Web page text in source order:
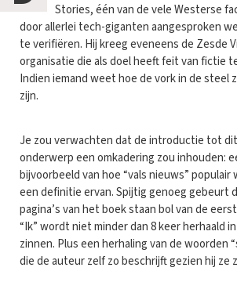
Stories, één van de vele Westerse
door allerlei tech-giganten aangesproken
te verifiëren. Hij kreeg eveneens de Zesde
organisatie die als doel heeft feit van fictie
Indien iemand weet hoe de vork in de steel
zijn.
Je zou verwachten dat de introductie tot
onderwerp een omkadering zou inhouden:
bijvoorbeeld van hoe “vals nieuws”
een definitie ervan. Spijtig genoeg gebeurt
pagina’s van het boek staan bol van de
“Ik” wordt niet minder dan 8 keer herhaald
zinnen. Plus een herhaling van de woorden
die de auteur zelf zo beschrijft gezien hij ze